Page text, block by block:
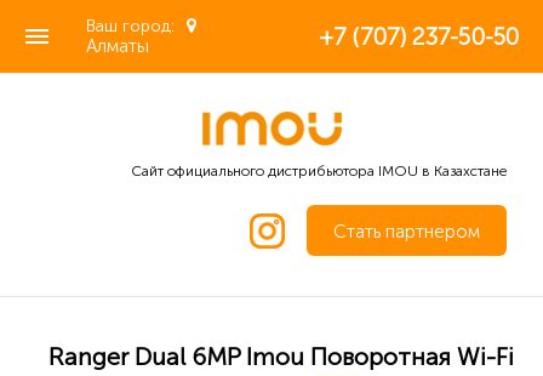
Ваш город:
Алматы +7 (707) 237-50-50
Сайт официального дистрибьютора IMOU в Казахстане
Стать партнером
Ranger Dual 6MP Imou Поворотная Wi-Fi